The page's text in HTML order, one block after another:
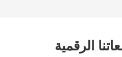
الرقمية